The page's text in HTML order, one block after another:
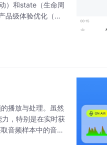
）和state（生命周
品级体验优化（如
播放与处理。虽然
，特别是在实时获
音频样本中的音量